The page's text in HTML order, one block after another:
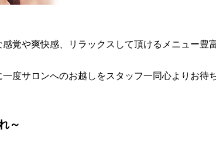
覚や爽快感、リラックスして頂けるメニュー豊
度サロンへのお越しをスタッフ一同心よりお待
～